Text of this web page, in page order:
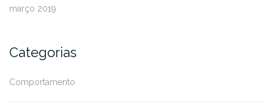
março 2019
Categorias
Comportamento